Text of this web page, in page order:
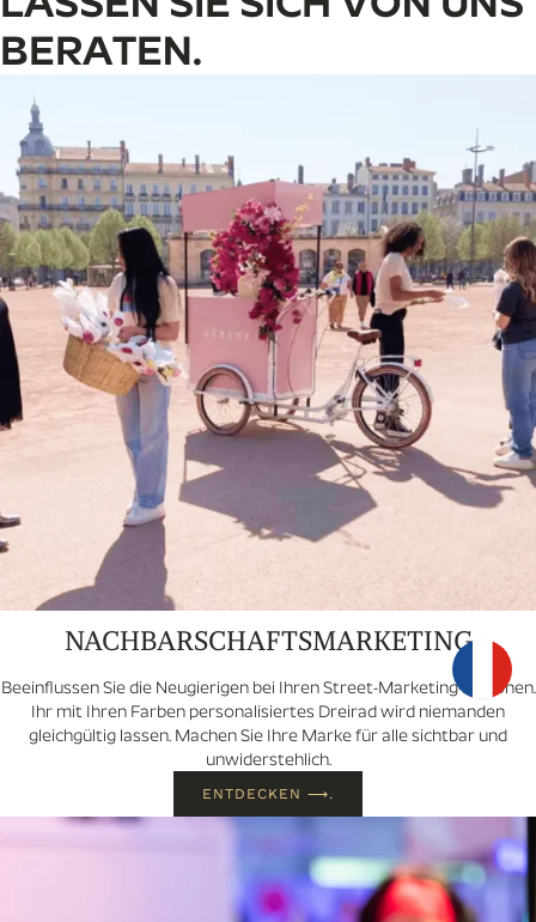
BERATEN.
NACHBARSCHAFTSMARKETING
Beeinflussen Sie die Neugierigen bei Ihren Street-Marketing-Aktionen.
Ihr mit Ihren Farben personalisiertes Dreirad wird niemanden
gleichgültig lassen. Machen Sie Ihre Marke für alle sichtbar und
unwiderstehlich.
ENTDECKEN ⟶.